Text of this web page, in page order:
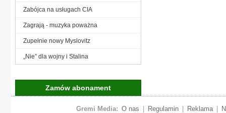
Zabójca na usługach CIA
Zagrają - muzyka poważna
Zupełnie nowy Myslovitz
„Nie” dla wojny i Stalina
Zamów abonament
Gremi Media: O nas Regulamin Reklama